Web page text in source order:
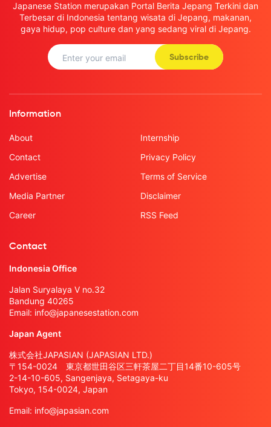
Japanese Station merupakan Portal Berita Jepang Terkini dan
Terbesar di Indonesia tentang wisata di Jepang, makanan,
gaya hidup, pop culture dan yang sedang viral di Jepang.
Subscribe
Information
About
Contact
Advertise
Media Partner
Career
Internship
Privacy Policy
Terms of Service
Disclaimer
RSS Feed
Contact
Indonesia Office
Jalan Suryalaya V no.32
Bandung 40265
Email: info@japanesestation.com
Japan Agent
株式会社JAPASIAN (JAPASIAN LTD.)
〒154-0024 東京都世田谷区三軒茶屋二丁目14番10-605号
2-14-10-605, Sangenjaya, Setagaya-ku
Tokyo, 154-0024, Japan
Email: info@japasian.com